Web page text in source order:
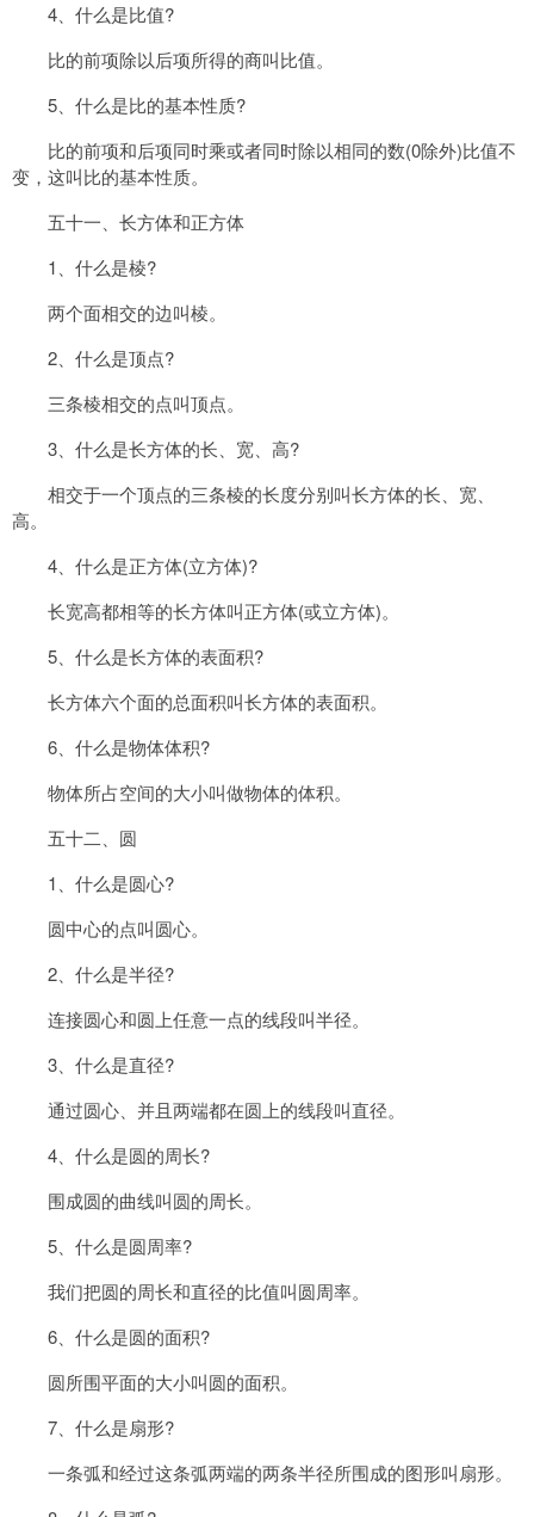
4、什么是比值?
比的前项除以后项所得的商叫比值。
5、什么是比的基本性质?
比的前项和后项同时乘或者同时除以相同的数(0除外)比值不
变，这叫比的基本性质。
五十一、长方体和正方体
1、什么是棱?
两个面相交的边叫棱。
2、什么是顶点?
三条棱相交的点叫顶点。
3、什么是长方体的长、宽、高?
相交于一个顶点的三条棱的长度分别叫长方体的长、宽、
高。
4、什么是正方体(立方体)?
长宽高都相等的长方体叫正方体(或立方体)。
5、什么是长方体的表面积?
长方体六个面的总面积叫长方体的表面积。
6、什么是物体体积?
物体所占空间的大小叫做物体的体积。
五十二、圆
1、什么是圆心?
圆中心的点叫圆心。
2、什么是半径?
连接圆心和圆上任意一点的线段叫半径。
3、什么是直径?
通过圆心、并且两端都在圆上的线段叫直径。
4、什么是圆的周长?
围成圆的曲线叫圆的周长。
5、什么是圆周率?
我们把圆的周长和直径的比值叫圆周率。
6、什么是圆的面积?
圆所围平面的大小叫圆的面积。
7、什么是扇形?
一条弧和经过这条弧两端的两条半径所围成的图形叫扇形。